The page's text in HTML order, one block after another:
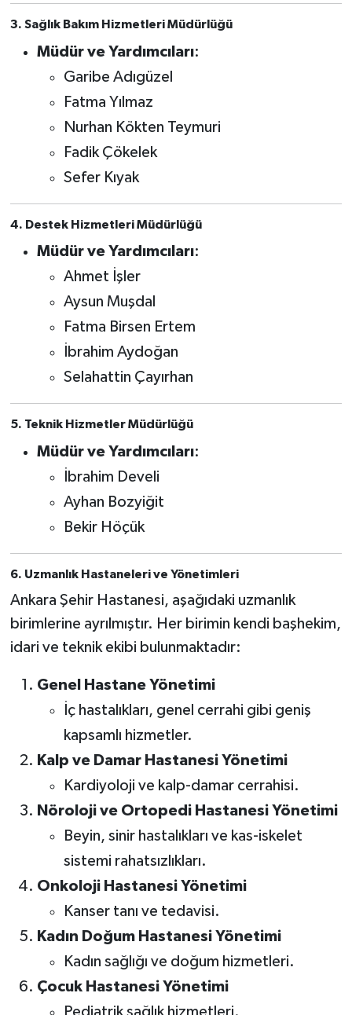
3. Sağlık Bakım Hizmetleri Müdürlüğü
Müdür ve Yardımcıları:
Garibe Adıgüzel
Fatma Yılmaz
Nurhan Kökten Teymuri
Fadik Çökelek
Sefer Kıyak
4. Destek Hizmetleri Müdürlüğü
Müdür ve Yardımcıları:
Ahmet İşler
Aysun Muşdal
Fatma Birsen Ertem
İbrahim Aydoğan
Selahattin Çayırhan
5. Teknik Hizmetler Müdürlüğü
Müdür ve Yardımcıları:
İbrahim Develi
Ayhan Bozyiğit
Bekir Höçük
6. Uzmanlık Hastaneleri ve Yönetimleri
Ankara Şehir Hastanesi, aşağıdaki uzmanlık
birimlerine ayrılmıştır. Her birimin kendi başhekim,
idari ve teknik ekibi bulunmaktadır:
Genel Hastane Yönetimi
İç hastalıkları, genel cerrahi gibi geniş
kapsamlı hizmetler.
Kalp ve Damar Hastanesi Yönetimi
Kardiyoloji ve kalp-damar cerrahisi.
Nöroloji ve Ortopedi Hastanesi Yönetimi
Beyin, sinir hastalıkları ve kas-iskelet
sistemi rahatsızlıkları.
Onkoloji Hastanesi Yönetimi
Kanser tanı ve tedavisi.
Kadın Doğum Hastanesi Yönetimi
Kadın sağlığı ve doğum hizmetleri.
Çocuk Hastanesi Yönetimi